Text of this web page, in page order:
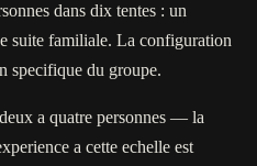
dans dix tentes : un
suite familiale. La configuration
specifique du groupe.
a quatre personnes — la
a cette echelle est